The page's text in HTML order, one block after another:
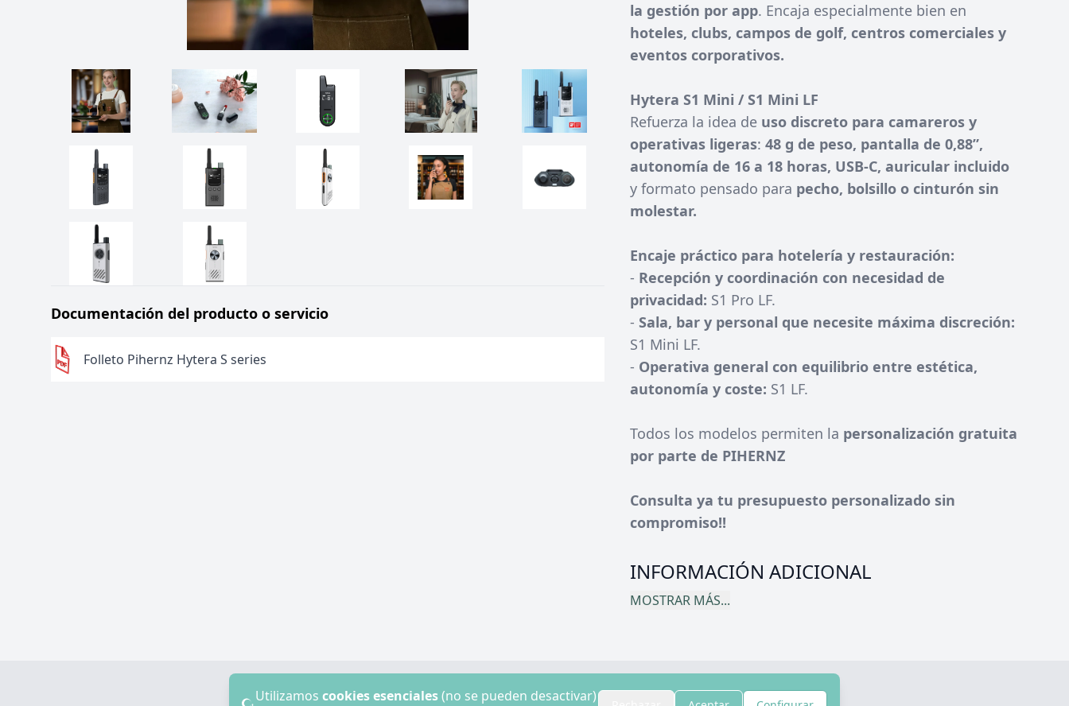
Documentación del producto o servicio
Folleto Pihernz Hytera S series
la gestión por app. Encaja especialmente bien en
hoteles, clubs, campos de golf, centros comerciales y
eventos corporativos.
Hytera S1 Mini / S1 Mini LF
Refuerza la idea de uso discreto para camareros y
operativas ligeras: 48 g de peso, pantalla de 0,88”,
autonomía de 16 a 18 horas, USB-C, auricular incluido
y formato pensado para pecho, bolsillo o cinturón sin
molestar.
Encaje práctico para hotelería y restauración:
- Recepción y coordinación con necesidad de
privacidad: S1 Pro LF.
- Sala, bar y personal que necesite máxima discreción:
S1 Mini LF.
- Operativa general con equilibrio entre estética,
autonomía y coste: S1 LF.
Todos los modelos permiten la personalización gratuita
por parte de PIHERNZ
Consulta ya tu presupuesto personalizado sin
compromiso!!
INFORMACIÓN ADICIONAL
MOSTRAR MÁS...
Utilizamos cookies esenciales(no se pueden desactivar)
Contacto